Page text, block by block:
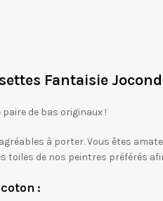
Fantaisie
paire de bas originaux !
à porter. Vous êtes
toiles de nos peintres préférés
: